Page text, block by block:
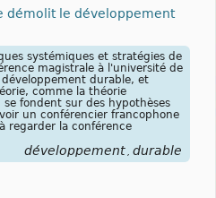
démolit le développement
systémiques et stratégies de
magistrale à l'université de
durable, et
comme la théorie
se fondent sur des hypothèses
un conférencier francophone
regarder la conférence
développement durable